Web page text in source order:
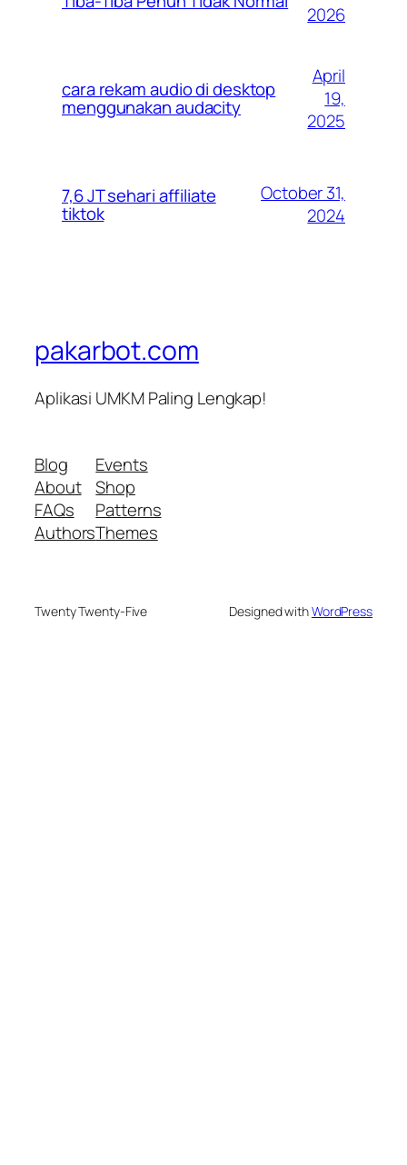
2026
cara rekam audio di desktop
menggunakan audacity
April
19,
2025
7,6 JT sehari affiliate
tiktok
October 31,
2024
pakarbot.com
Aplikasi UMKM Paling Lengkap!
Blog
About
FAQs
Authors
Events
Shop
Patterns
Themes
Twenty Twenty-Five Designed withWordPress